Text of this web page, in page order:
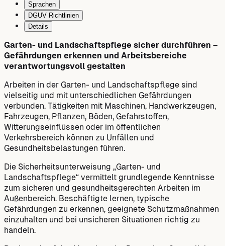
Sprachen
DGUV Richtlinien
Details
Garten- und Landschaftspflege sicher durchführen –
Gefährdungen erkennen und Arbeitsbereiche
verantwortungsvoll gestalten
Arbeiten in der Garten- und Landschaftspflege sind
vielseitig und mit unterschiedlichen Gefährdungen
verbunden. Tätigkeiten mit Maschinen, Handwerkzeugen,
Fahrzeugen, Pflanzen, Böden, Gefahrstoffen,
Witterungseinflüssen oder im öffentlichen
Verkehrsbereich können zu Unfällen und
Gesundheitsbelastungen führen.
Die Sicherheitsunterweisung „Garten- und
Landschaftspflege“ vermittelt grundlegende Kenntnisse
zum sicheren und gesundheitsgerechten Arbeiten im
Außenbereich. Beschäftigte lernen, typische
Gefährdungen zu erkennen, geeignete Schutzmaßnahmen
einzuhalten und bei unsicheren Situationen richtig zu
handeln.